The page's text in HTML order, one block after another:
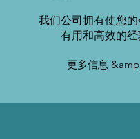
我们公司拥有使您
有用和高效的经
更多信息